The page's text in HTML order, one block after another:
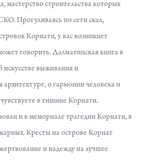
, мастерство строительства которых
Прогуливаясь по сети скал,
Корнати, у вас возникнет
говорить. Далматинская книга в
выживания и
о гармонии человека и
в тишине Корнати.
и в мемориале трагедии Корнати, в
Кресты на острове Корнат
и надежду на лучшее